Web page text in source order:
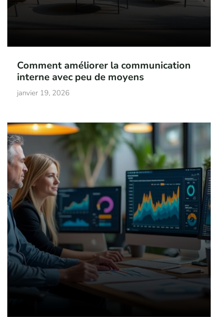
Comment améliorer la communication
interne avec peu de moyens
janvier 19, 2026